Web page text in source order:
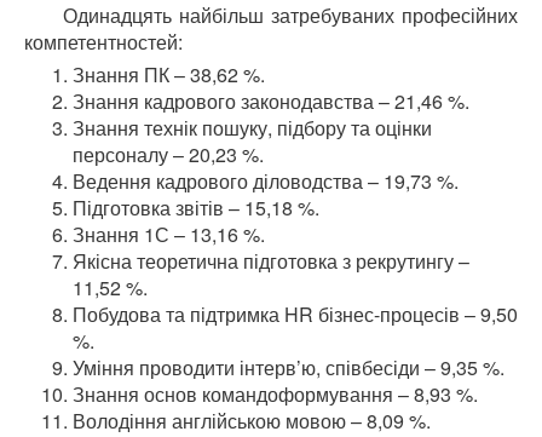
Одинадцять найбільш затребуваних професійних
компетентностей:
Знання ПК – 38,62 %.
Знання кадрового законодавства – 21,46 %.
Знання технік пошуку, підбору та оцінки
персоналу – 20,23 %.
Ведення кадрового діловодства – 19,73 %.
Підготовка звітів – 15,18 %.
Знання 1С – 13,16 %.
Якісна теоретична підготовка з рекрутингу –
11,52 %.
Побудова та підтримка HR бізнес-процесів – 9,50
%.
Уміння проводити інтерв’ю, співбесіди – 9,35 %.
Знання основ командоформування – 8,93 %.
Володіння англійською мовою – 8,09 %.